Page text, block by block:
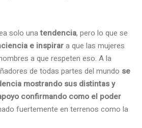
solo unatendencia, pero lo que se
e inspirara que las mujeres
a que respeten eso. A la
de todas partes del mundo se
mostrando sus distintas y
confirmando como el poder
fuertemente en terrenos como la